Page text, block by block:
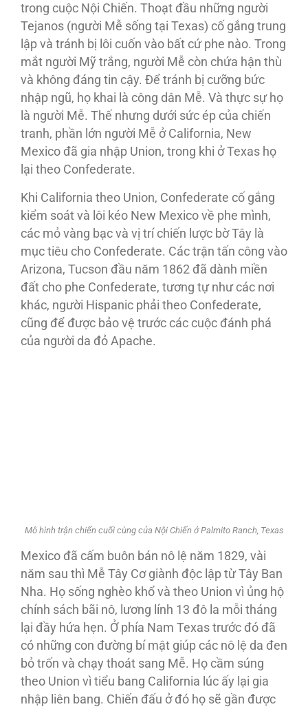
trong cuộc Nội Chiến. Thoạt đầu những người
Tejanos (người Mễ sống tại Texas) cố gắng trung
lập và tránh bị lôi cuốn vào bất cứ phe nào. Trong
mắt người Mỹ trắng, người Mễ còn chứa hận thù
và không đáng tin cậy. Ðể tránh bị cưỡng bức
nhập ngũ, họ khai là công dân Mễ. Và thực sự họ
là người Mễ. Thế nhưng dưới sức ép của chiến
tranh, phần lớn người Mễ ở California, New
Mexico đã gia nhập Union, trong khi ở Texas họ
lại theo Confederate.
Khi California theo Union, Confederate cố gắng
kiểm soát và lôi kéo New Mexico về phe mình,
các mỏ vàng bạc và vị trí chiến lược bờ Tây là
mục tiêu cho Confederate. Các trận tấn công vào
Arizona, Tucson đầu năm 1862 đã dành miền
đất cho phe Confederate, tương tự như các nơi
khác, người Hispanic phải theo Confederate,
cũng để được bảo vệ trước các cuộc đánh phá
của người da đỏ Apache.
Mô hình trận chiến cuối cùng của Nội Chiến ở Palmito Ranch, Texas
Mexico đã cấm buôn bán nô lệ năm 1829, vài
năm sau thì Mễ Tây Cơ giành độc lập từ Tây Ban
Nha. Họ sống nghèo khổ và theo Union vì ủng hộ
chính sách bãi nô, lương lính 13 đô la mỗi tháng
lại đầy hứa hẹn. Ở phía Nam Texas trước đó đã
có những con đường bí mật giúp các nô lệ da đen
bỏ trốn và chạy thoát sang Mễ. Họ cầm súng
theo Union vì tiểu bang California lúc ấy lại gia
nhập liên bang. Chiến đấu ở đó họ sẽ gần được